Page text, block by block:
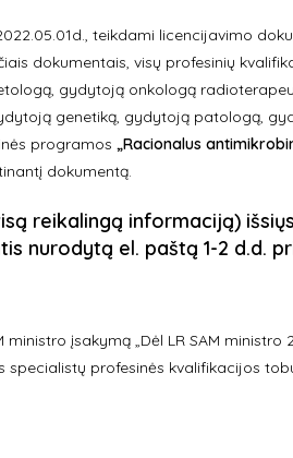
teikdami licencijavimo
dokumentais, visų profesinių
gydytoją onkologą
genetiką, gydytoją patologą,
programos „Racionalus
dokumentą.
reikalingą informaciją)
nurodytą el. paštą 1-2 d.d.
ministro įsakymą „Dėl LR SAM
specialistų profesinės kvalifikacijos